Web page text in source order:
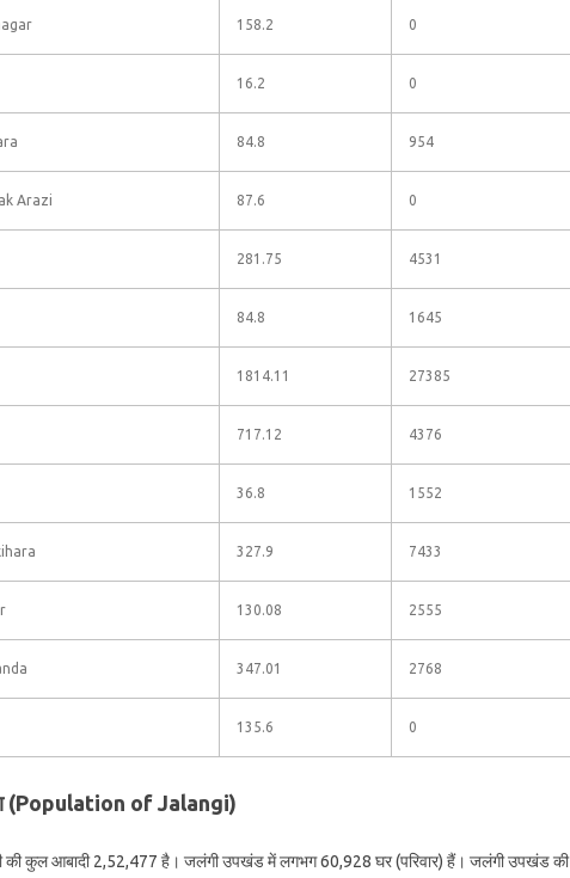
158.2 0
16.2 0
84.8 954
Arazi 87.6 0
281.75 4531
84.8 1645
1814.11 27385
717.12 4376
36.8 1552
327.9 7433
130.08 2555
347.01 2768
135.6 0
(Population of Jalangi)
कुल आबादी 2,52,477 है। जलंगी उपखंड में लगभग 60,928 घर (परिवार) हैं। जलंगी उपखंड की